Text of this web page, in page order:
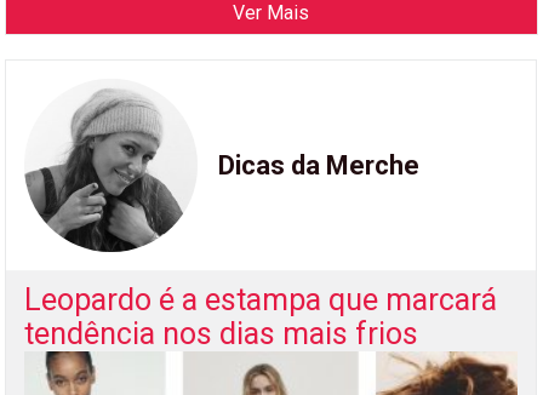
Ver Mais
Dicas da Merche
Leopardo é a estampa que marcará
tendência nos dias mais frios